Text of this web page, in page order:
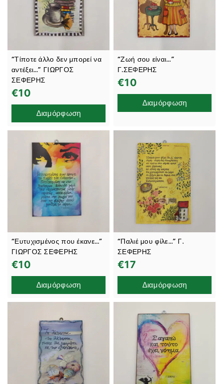
“Τίποτε άλλο δεν μπορεί να
αντέξει…” ΓΙΩΡΓΟΣ
ΣΕΦΕΡΗΣ
€10
Διαμόρφωση
“Ζωή σου είναι…”
Γ.ΣΕΦΕΡΗΣ
€10
Διαμόρφωση
“Ευτυχισμένος που έκανε…”
ΓΙΩΡΓΟΣ ΣΕΦΕΡΗΣ
€10
Διαμόρφωση
“Παλιέ μου φίλε…” Γ.
ΣΕΦΕΡΗΣ
€17
Διαμόρφωση